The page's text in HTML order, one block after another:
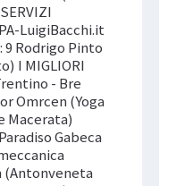
LuigiBacchi.it
9 Rodrigo Pinto
I MIGLIORI
- Bre
Omrcen (Yoga
Macerata)
Gabeca
(Antonveneta